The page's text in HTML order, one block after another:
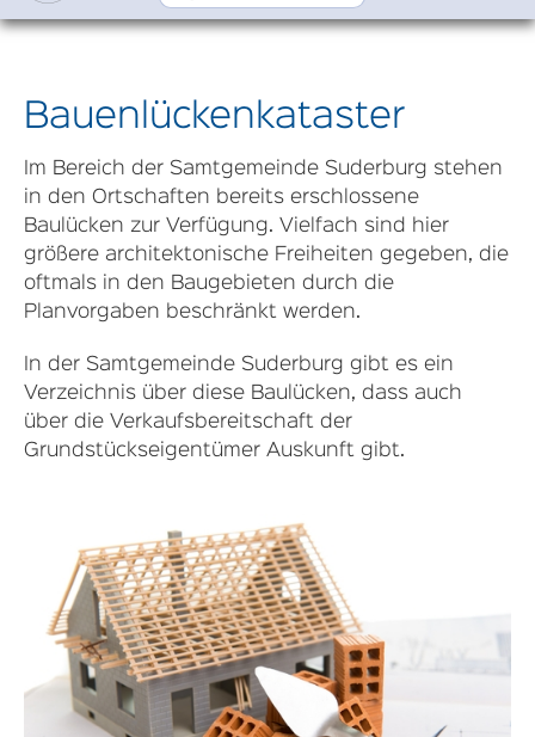
Bauenlückenkataster
Im Bereich der Samtgemeinde Suderburg stehen
in den Ortschaften bereits erschlossene
Baulücken zur Verfügung. Vielfach sind hier
größere architektonische Freiheiten gegeben, die
oftmals in den Baugebieten durch die
Planvorgaben beschränkt werden.
In der Samtgemeinde Suderburg gibt es ein
Verzeichnis über diese Baulücken, dass auch
über die Verkaufsbereitschaft der
Grundstückseigentümer Auskunft gibt.